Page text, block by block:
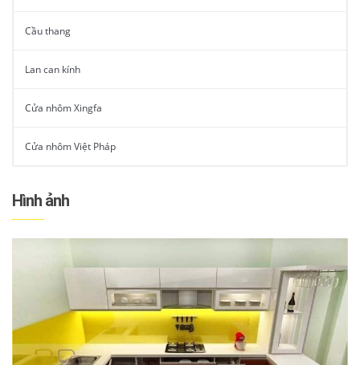
Cầu thang
Lan can kính
Cửa nhôm Xingfa
Cửa nhôm Việt Pháp
Hình ảnh